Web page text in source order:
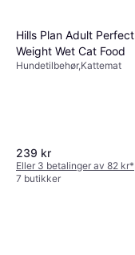
Hills Plan Adult Perfect
Weight Wet Cat Food
Hundetilbehør,Kattemat
239 kr
Eller 3 betalinger av 82 kr*
7 butikker